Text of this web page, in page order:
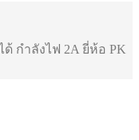
กำลังไฟ 2A ยี่ห้อ PK